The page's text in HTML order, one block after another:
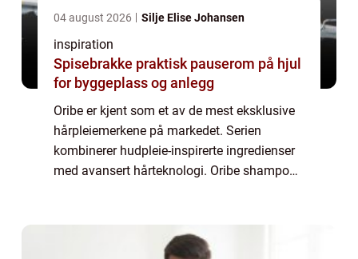
04 august 2026 Silje Elise Johansen
inspiration
Spisebrakke praktisk pauserom på hjul
for byggeplass og anlegg
Oribe er kjent som et av de mest eksklusive
hårpleiemerkene på markedet. Serien
kombinerer hudpleie-inspirerte ingredienser
med avansert hårteknologi. Oribe shampoo